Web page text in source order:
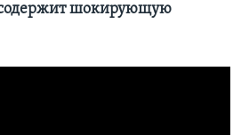
шокирующую